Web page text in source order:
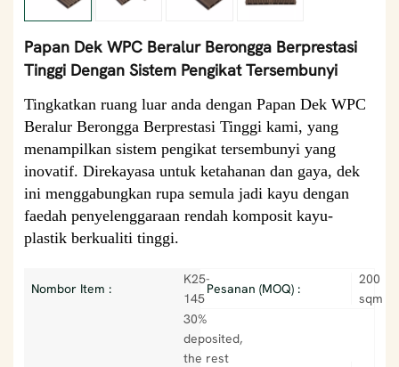
Papan Dek WPC Beralur Berongga Berprestasi
Tinggi Dengan Sistem Pengikat Tersembunyi
Tingkatkan ruang luar anda dengan Papan Dek WPC
Beralur Berongga Berprestasi Tinggi kami, yang
menampilkan sistem pengikat tersembunyi yang
inovatif. Direkayasa untuk ketahanan dan gaya, dek
ini menggabungkan rupa semula jadi kayu dengan
faedah penyelenggaraan rendah komposit kayu-
plastik berkualiti tinggi.
Nombor Item :
K25-
145
Pesanan (MOQ) :
200
sqm
30%
deposited,
the rest